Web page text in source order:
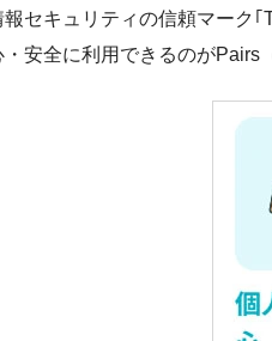
報セキュリティの信頼マーク
・安全に利用できるのがPairs